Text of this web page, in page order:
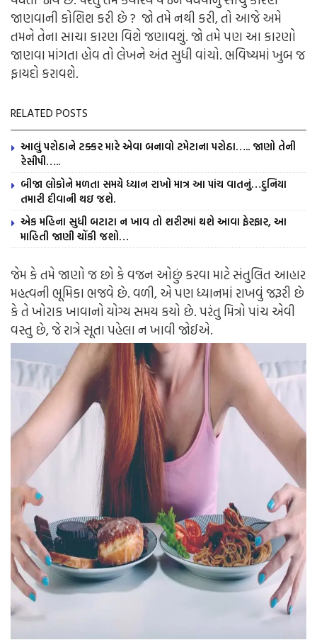
જાણવાની કોશિશ કરી છે ? જો તમે નથી કરી, તો આજે અમે
તમને તેના સાચા કારણ વિશે જણાવશું. જો તમે પણ આ કારણો
જાણવા માંગતા હોવ તો લેખને અંત સુધી વાંચો. ભવિષ્યમાં ખુબ જ
ફાયદો કરાવશે.
RELATED POSTS
આલું પરોઠાને ટક્કર મારે એવા બનાવો ટમેટાના પરોઠા….. જાણો તેની
રેસીપી…..
બીજા લોકોને મળતા સમયે ધ્યાન રાખો માત્ર આ પાંચ વાતનું…દુનિયા
તમારી દીવાની થઇ જશે.
એક મહિના સુધી બટાટા ન ખાવ તો શરીરમાં થશે આવા ફેરફાર, આ
માહિતી જાણી ચોંકી જશો…
જેમ કે તમે જાણો જ છો કે વજન ઓછું કરવા માટે સંતુલિત આહાર
મહત્વની ભૂમિકા ભજવે છે. વળી, એ પણ ધ્યાનમાં રાખવું જરૂરી છે
કે તે ખોરાક ખાવાનો યોગ્ય સમય કયો છે. પરંતુ મિત્રો પાંચ એવી
વસ્તુ છે, જે રાત્રે સૂતા પહેલા ન ખાવી જોઈએ.